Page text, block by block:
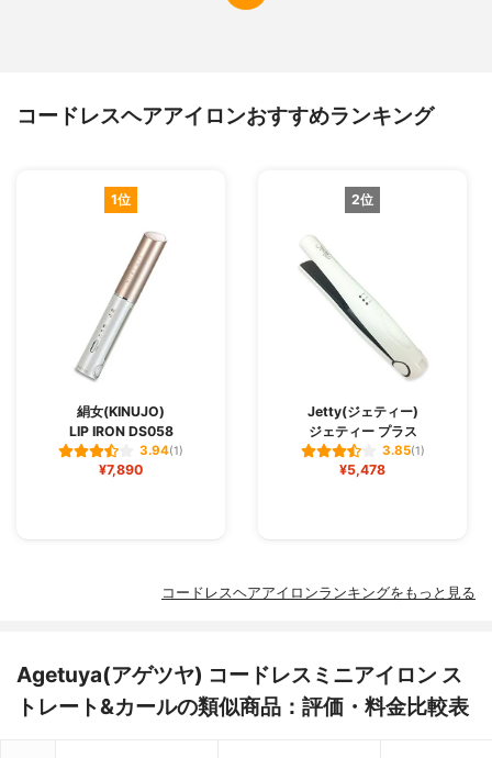
コードレスヘアアイロンおすすめランキング
1位
絹女(KINUJO)
LIP IRON DS058
3.94(1)
¥7,890
2位
Jetty(ジェティー)
ジェティー プラス
3.85(1)
¥5,478
コードレスヘアアイロンランキングをもっと見る
Agetuya(アゲツヤ) コードレスミニアイロン ス
トレート&カールの類似商品：評価・料金比較表